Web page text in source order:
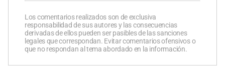
Los comentarios realizados son de exclusiva
responsabilidad de sus autores y las consecuencias
derivadas de ellos pueden ser pasibles de las sanciones
legales que correspondan. Evitar comentarios ofensivos o
que no respondan al tema abordado en la información.